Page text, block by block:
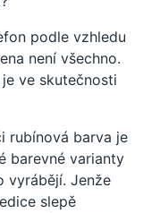
podle vzhledu
není všechno.
ve skutečnosti
rubínová barva je
barevné varianty
vyrábějí. Jenže
slepě